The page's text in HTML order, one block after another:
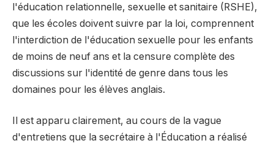
l'éducation relationnelle, sexuelle et sanitaire (RSHE),
que les écoles doivent suivre par la loi, comprennent
l'interdiction de l'éducation sexuelle pour les enfants
de moins de neuf ans et la censure complète des
discussions sur l'identité de genre dans tous les
domaines pour les élèves anglais.
Il est apparu clairement, au cours de la vague
d'entretiens que la secrétaire à l'Éducation a réalisé